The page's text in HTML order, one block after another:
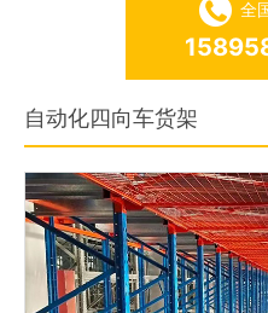
全
自动化四向车货架